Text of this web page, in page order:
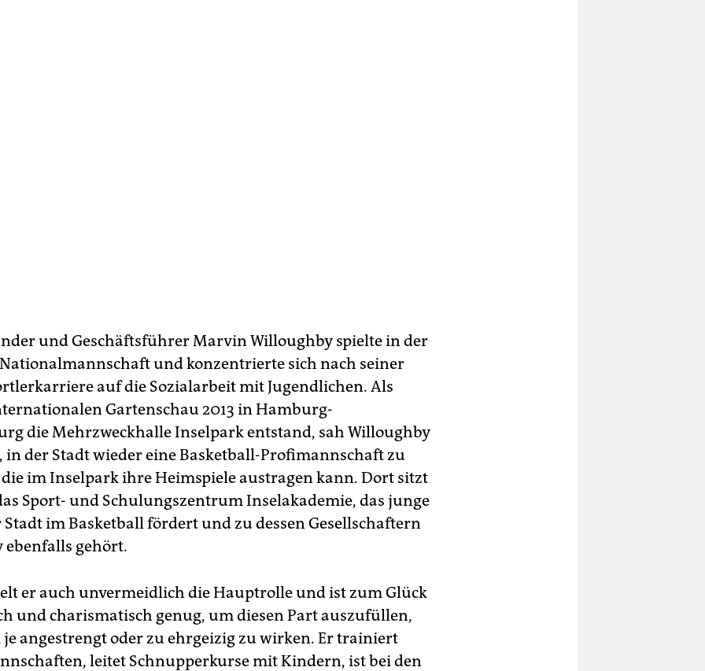
und Geschäftsführer Marvin Willoughby spielte in der
und konzentrierte sich nach seiner
auf die Sozialarbeit mit Jugendlichen. Als
Gartenschau 2013 in Hamburg-
die Mehrzweckhalle Inselpark entstand, sah Willoughby
in der Stadt wieder eine Basketball-Profimannschaft zu
im Inselpark ihre Heimspiele austragen kann. Dort sitzt
Sport- und Schulungszentrum Inselakademie, das junge
Stadt im Basketball fördert und zu dessen Gesellschaftern
ebenfalls gehört.
er auch unvermeidlich die Hauptrolle und ist zum Glück
und charismatisch genug, um diesen Part auszufüllen,
je angestrengt oder zu ehrgeizig zu wirken. Er trainiert
leitet Schnupperkurse mit Kindern, ist bei den